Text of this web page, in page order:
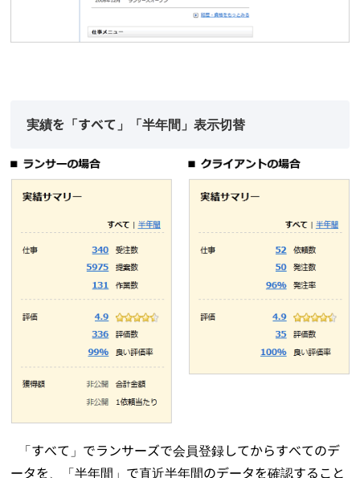
実績を「すべて」「半年間」表示切替
「すべて」でランサーズで会員登録してからすべてのデ
ータを、「半年間」で直近半年間のデータを確認すること